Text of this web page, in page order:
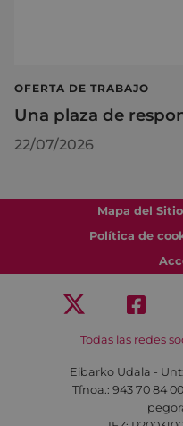
OFERTA DE TRABAJO
Una plaza de
22/07/2026
Mapa del Sitio
Política de
Todas las redes
Eibarko Udala -
Tfnoa.: 943 70 84